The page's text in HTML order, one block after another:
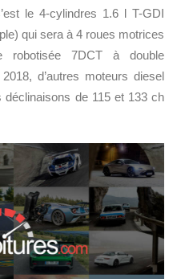
le 4-cylindres 1.6 l T-GDI
qui sera à 4 roues motrices
7DCT à double
d’autres moteurs diesel
de 115 et 133 ch